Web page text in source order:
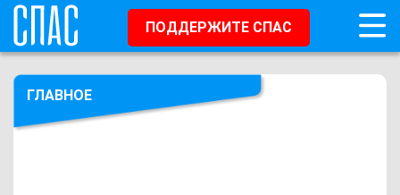
ПОДДЕРЖИТЕ СПАС
ГЛАВНОЕ